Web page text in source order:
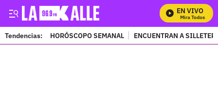
EN VIVO
Mira Todos
Tendencias: HORÓSCOPO SEMANAL ENCUENTRAN A